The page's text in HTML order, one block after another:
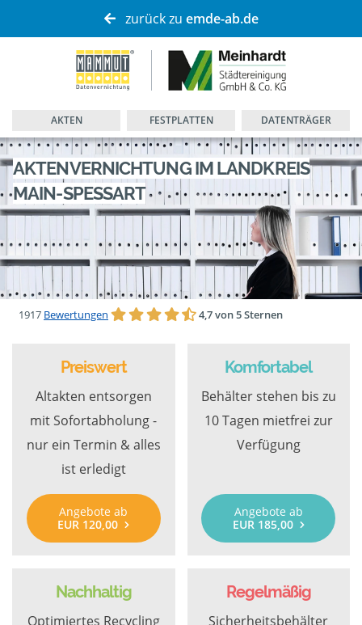
zurück zu emde-ab.de
AKTEN FESTPLATTEN DATENTRÄGER
AKTENVERNICHTUNG IM LANDKREIS
MAIN-SPESSART
1917 Bewertungen 4,7 von 5 Sternen
Preiswert
Altakten entsorgen
mit Sofortabholung -
nur ein Termin & alles
ist erledigt
Angebote ab
EUR 120,00
Komfortabel
Behälter stehen bis zu
10 Tagen mietfrei zur
Verfügung
Angebote ab
EUR 185,00
Nachhaltig
Optimiertes Recycling
Regelmäßig
Sicherheitsbehälter